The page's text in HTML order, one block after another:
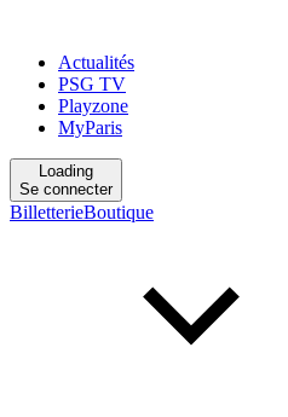
Actualités
PSG TV
Playzone
MyParis
Loading
Se connecter
BilletterieBoutique